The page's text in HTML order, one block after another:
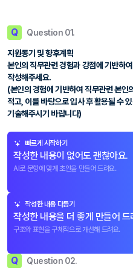
Q Question 01.
지원동기 및 향후계획
본인의 직무관련 경험과 강점에 기반하
작성해주세요.
(본인의 경험에 기반하여 직무관련 본인
적고, 이를 바탕으로 입사 후 활용될 수
기술해주시기 바랍니다)
빠르게 시작하기
작성한 내용이 없어도 괜찮아요.
AI로 문항에 맞게 초안을 만들어 드려요.
작성한 내용 다듬기
작성한 내용을 더 좋게 만들어 드
구조와 표현을 구체적으로 개선해 드려요.
Q Question 02.